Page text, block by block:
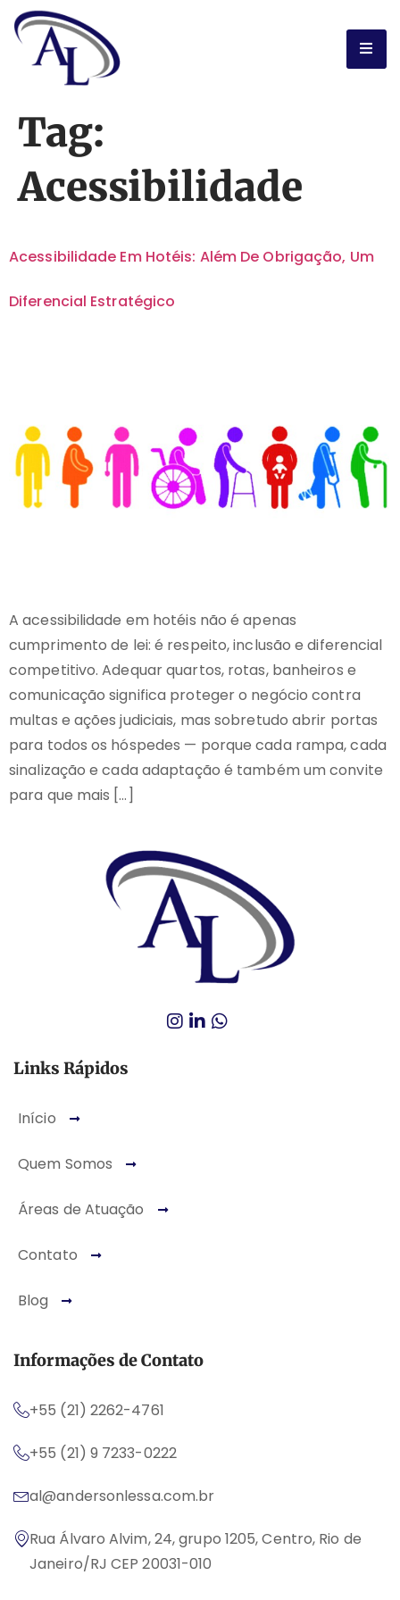
Tag:
Acessibilidade
Acessibilidade Em Hotéis: Além De Obrigação, Um
Diferencial Estratégico
A acessibilidade em hotéis não é apenas
cumprimento de lei: é respeito, inclusão e diferencial
competitivo. Adequar quartos, rotas, banheiros e
comunicação significa proteger o negócio contra
multas e ações judiciais, mas sobretudo abrir portas
para todos os hóspedes — porque cada rampa, cada
sinalização e cada adaptação é também um convite
para que mais […]
Links Rápidos
Início
Quem Somos
Áreas de Atuação
Contato
Blog
Informações de Contato
+55 (21) 2262-4761
+55 (21) 9 7233-0222
al@andersonlessa.com.br
Rua Álvaro Alvim, 24, grupo 1205, Centro, Rio de
Janeiro/RJ CEP 20031-010